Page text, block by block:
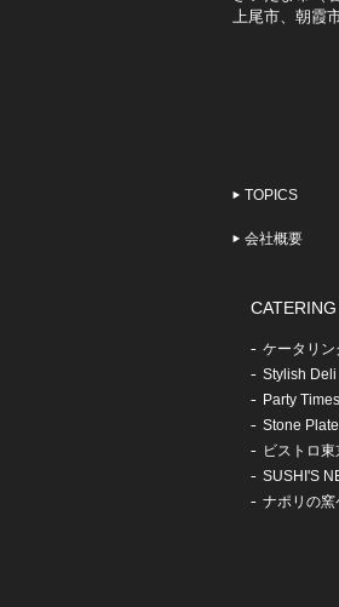
上尾市、朝霞
TOPICS
会社概要
CATERING
ケータリ
Stylish Deli
Party Times
Stone Plate
ビストロ
SUSHI'S
ナポリの